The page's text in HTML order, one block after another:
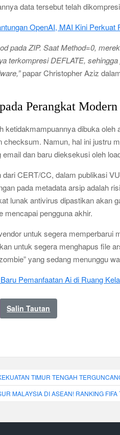
data tersebut telah
OpenAI, MAI Kini Perkuat
pada ZIP. Saat Method=0,
terkompresi DEFLATE,
papar Christopher Aziz
Perangkat Modern
ketidakmampuannya dibuka
Namun, hal ini justru
dan baru dieksekusi oleh
CERT/CC, dalam publikasi
pada metadata arsip adalah
lunak antivirus dipastikan akan
mencapai pengguna akhir.
untuk segera memperbarui
untuk segera menghapus file
yang sedang menunggu
Pemanfaatan Ai di Ruang
Salin Tautan
TIMUR TENGAH
MALAYSIA DI ASEAN! RANKING